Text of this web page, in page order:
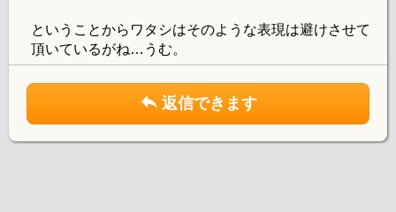
ということからワタシはそのような表現は避けさせて
頂いているがね…うむ。
返信できます